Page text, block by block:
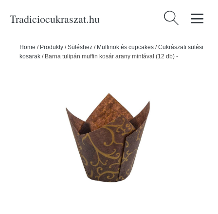
Tradiciocukraszat.hu Keresés:
Home / Produkty /Sütéshez / Muffinok és cupcakes /Cukrászati sütési
kosarak / Barna tulipán muffin kosár arany mintával (12 db) -